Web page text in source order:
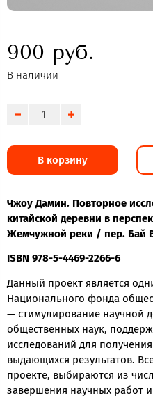
900 руб.
В наличии
В корзину
Чжоу Дамин. Повторное
китайской деревни в
Жемчужной реки / пер. Бай
ISBN 978-5-4469-2266-6
Данный проект является
Национального фонда
— стимулирование научной
общественных наук,
исследований для
выдающихся результатов.
проекте, выбираются из
завершения научных работ